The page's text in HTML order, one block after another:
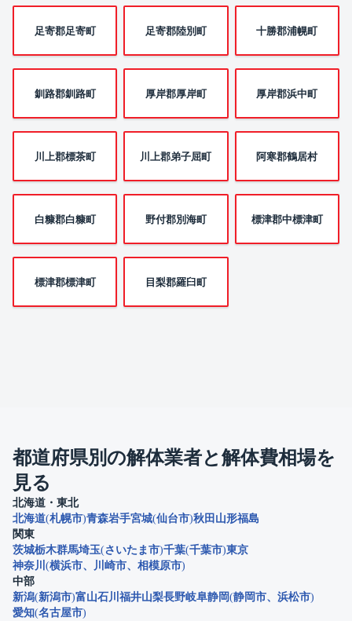
足寄郡足寄町 足寄郡陸別町 十勝郡浦幌町
釧路郡釧路町 厚岸郡厚岸町 厚岸郡浜中町
川上郡標茶町 川上郡弟子屈町 阿寒郡鶴居村
白糠郡白糠町 野付郡別海町 標津郡中標津町
標津郡標津町 目梨郡羅臼町
都道府県別の解体業者と解体費相場を
見る
北海道・東北
北海道 札幌市 青森岩手宮城 仙台市 秋田 山形福島
関東
茨城栃木群馬埼玉 さいたま市 千葉 千葉市 東京
神奈川
横浜市 川崎市
相模原市
中部
新潟 新潟市 富山石川 福井山梨長野岐阜静岡 静岡市
浜松市
愛知 名古屋市